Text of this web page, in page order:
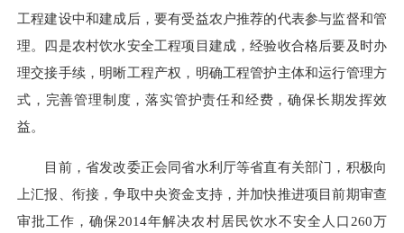
工程建设中和建成后，要有受益农户推荐的代表参与监督和管
理。四是农村饮水安全工程项目建成，经验收合格后要及时办
理交接手续，明晰工程产权，明确工程管护主体和运行管理方
式，完善管理制度，落实管护责任和经费，确保长期发挥效
益。
目前，省发改委正会同省水利厅等省直有关部门，积极向
上汇报、衔接，争取中央资金支持，并加快推进项目前期审查
审批工作，确保2014年解决农村居民饮水不安全人口 260万